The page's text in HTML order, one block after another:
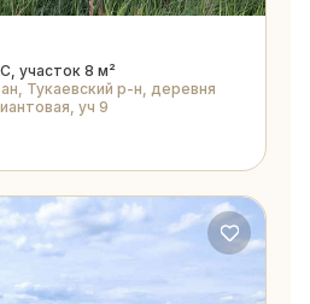
участок 8 м²
Тукаевский р-н, деревня
уч 9